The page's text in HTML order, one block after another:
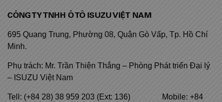
CÔNG TY TNHH Ô TÔ ISUZU VIỆT NAM
695 Quang Trung, Phường 08, Quận Gò Vấp, Tp. Hồ Chí
Minh.
Phụ trách: Mr. Trần Thiện Thắng – Phòng Phát triển Đại lý
– ISUZU Việt Nam
Tell: (+84 28) 38 959 203 (Ext: 136) Mobile: +84